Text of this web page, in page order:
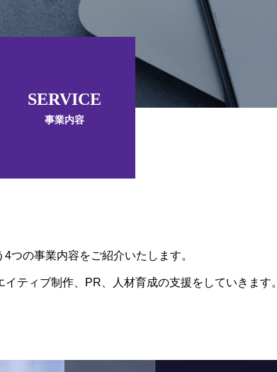
SERVICE
事業内容
つの事業内容をご紹介いたします。
ティブ制作、PR、人材育成の支援をしていきます。